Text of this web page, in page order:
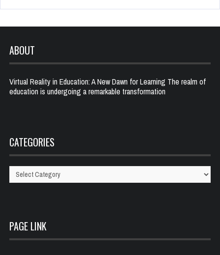
ABOUT
Virtual Reality in Education: A New Dawn for Learning The realm of
education is undergoing a remarkable transformation
CATEGORIES
Categories
PAGE LINK